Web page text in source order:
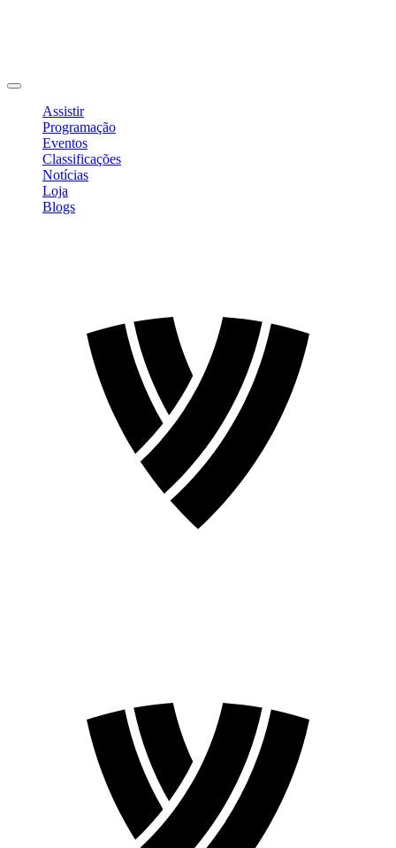
Assistir
Programação
Eventos
Classificações
Notícias
Loja
Blogs